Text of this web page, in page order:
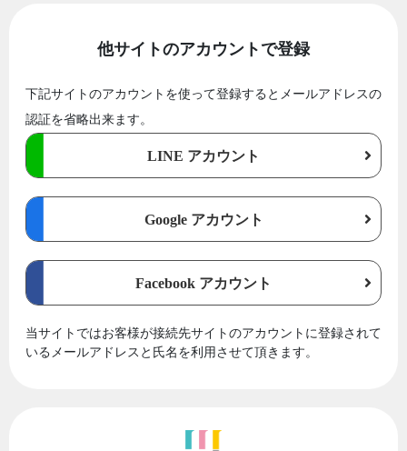
他サイトのアカウントで登録
下記サイトのアカウントを使って登録するとメールアドレスの
認証を省略出来ます。
LINE アカウント
Google アカウント
Facebook アカウント
当サイトではお客様が接続先サイトのアカウントに登録されて
いるメールアドレスと氏名を利用させて頂きます。